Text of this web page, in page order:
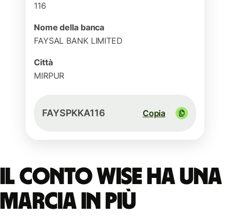
116
Nome della banca
FAYSAL BANK LIMITED
Città
MIRPUR
FAYSPKKA116 Copia
Il conto Wise ha una
marcia in più